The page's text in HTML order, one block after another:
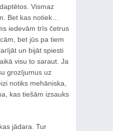
Vismaz
Bet kas notiek…
iedevām trīs četrus
bet jūs pa tiem
un bijāt spiesti
visu to saraut. Ja
grozījumus uz
notiks mehāniska,
kas tiešām izsauks
jādara. Tur